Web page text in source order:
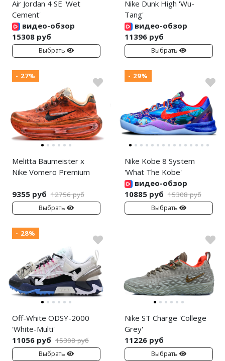
Air Jordan 4 SE 'Wet
Cement'
видео-обзор
15308 руб
Выбрать
Nike Dunk High 'Wu-
Tang'
видео-обзор
11396 руб
Выбрать
- 27%
Melitta Baumeister x
Nike Vomero Premium
9355 руб 12756 руб
Выбрать
- 29%
Nike Kobe 8 System
'What The Kobe'
видео-обзор
10885 руб 15308 руб
Выбрать
- 28%
Off-White ODSY-2000
'White-Multi'
11056 руб 15308 руб
Выбрать
Nike ST Charge 'College
Grey'
11226 руб
Выбрать